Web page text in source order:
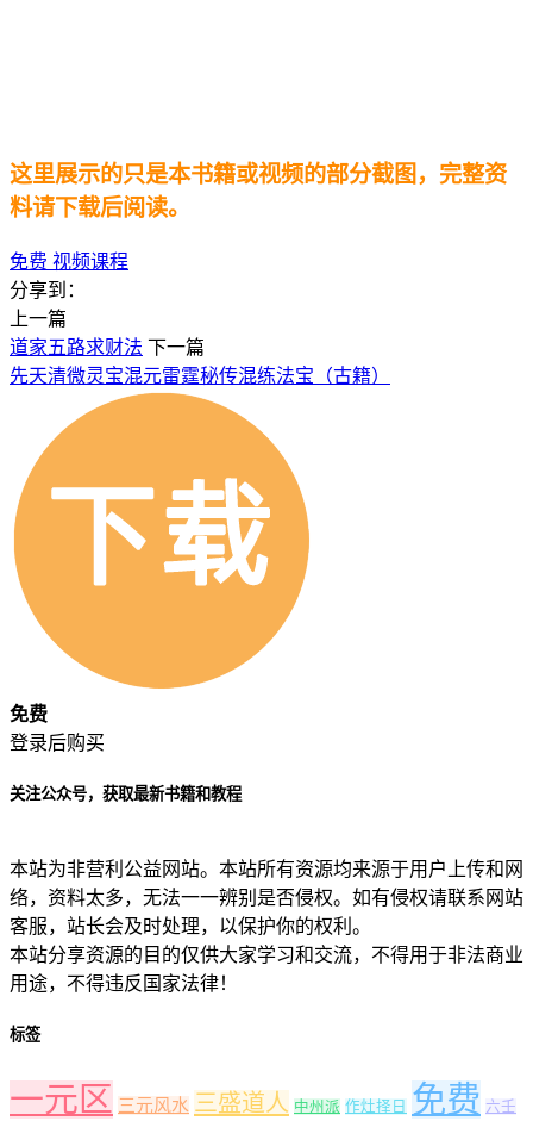
这里展示的只是本书籍或视频的部分截图，完整资
料请下载后阅读。
免费 视频课程
分享到：
上一篇
道家五路求财法 下一篇
先天清微灵宝混元雷霆秘传混练法宝（古籍）
免费
登录后购买
关注公众号，获取最新书籍和教程
本站为非营利公益网站。本站所有资源均来源于用户上传和网
络，资料太多，无法一一辨别是否侵权。如有侵权请联系网站
客服，站长会及时处理，以保护你的权利。
本站分享资源的目的仅供大家学习和交流，不得用于非法商业
用途，不得违反国家法律！
标签
一元区 三元风水 三盛道人 中州派 作灶择日 免费 六壬